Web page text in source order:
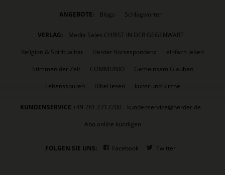
ANGEBOTE: Blogs Schlagwörter
VERLAG:
Media Sales CHRIST IN DER GEGENWART
Religion & Spiritualität
Herder Korrespondenz
einfach leben
Stimmen der Zeit
COMMUNIO
Gemeinsam Glauben
Lebensspuren
Bibel lesen kunst und kirche
KUNDENSERVICE +49 761 2717200
kundenservice@herder.de
Abo online kündigen
FOLGEN SIE UNS: Facebook Twitter